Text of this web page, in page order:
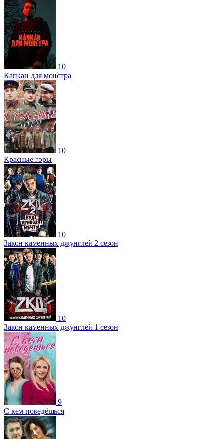
10
Капкан для монстра
10
Красные горы
10
Закон каменных джунглей 2 сезон
10
Закон каменных джунглей 1 сезон
9
С кем поведёшься